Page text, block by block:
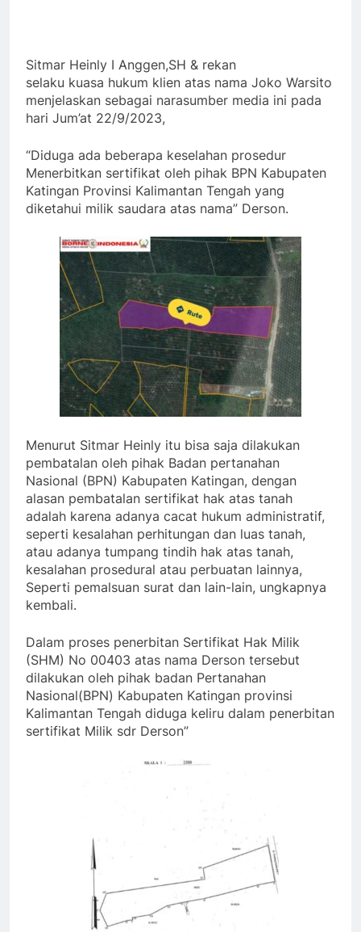
Sitmar Heinly I Anggen,SH & rekan
selaku kuasa hukum klien atas nama Joko Warsito
menjelaskan sebagai narasumber media ini pada
hari Jum’at 22/9/2023,
“Diduga ada beberapa keselahan prosedur
Menerbitkan sertifikat oleh pihak BPN Kabupaten
Katingan Provinsi Kalimantan Tengah yang
diketahui milik saudara atas nama” Derson.
Menurut Sitmar Heinly itu bisa saja dilakukan
pembatalan oleh pihak Badan pertanahan
Nasional (BPN) Kabupaten Katingan, dengan
alasan pembatalan sertifikat hak atas tanah
adalah karena adanya cacat hukum administratif,
seperti kesalahan perhitungan dan luas tanah,
atau adanya tumpang tindih hak atas tanah,
kesalahan prosedural atau perbuatan lainnya,
Seperti pemalsuan surat dan lain-lain, ungkapnya
kembali.
Dalam proses penerbitan Sertifikat Hak Milik
(SHM) No 00403 atas nama Derson tersebut
dilakukan oleh pihak badan Pertanahan
Nasional(BPN) Kabupaten Katingan provinsi
Kalimantan Tengah diduga keliru dalam penerbitan
sertifikat Milik sdr Derson”